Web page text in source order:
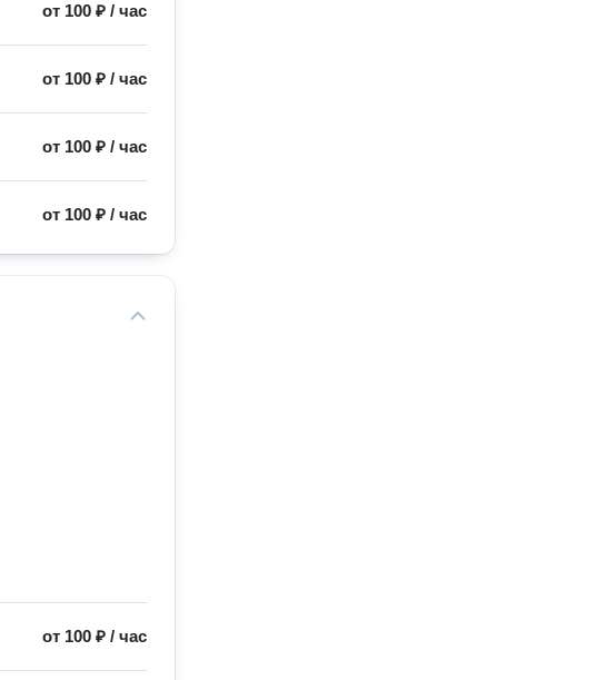
от 100 ₽ /час
от 100 ₽ /час
от 100 ₽ /час
от 100 ₽ /час
от 100 ₽ /час